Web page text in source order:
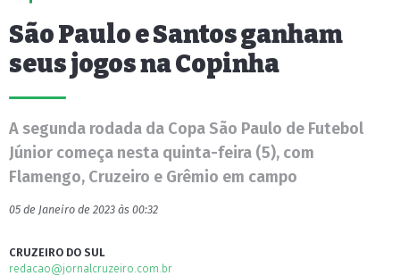
São Paulo e Santos ganham
seus jogos na Copinha
A segunda rodada da Copa São Paulo de Futebol
Júnior começa nesta quinta-feira (5), com
Flamengo, Cruzeiro e Grêmio em campo
05 de Janeiro de 2023 às 00:32
CRUZEIRO DO SUL
redacao@jornalcruzeiro.com.br